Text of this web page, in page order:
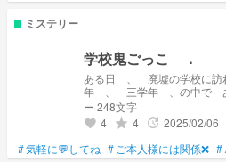
ミステリー
学校鬼ごっこ ．
ある日 、 廃墟の学校に
年 、 三学年 、の中で あ
ように追いかけ回されて殺さ
ー 248文字
favorite 4 grade 4 update 2025/02/06
#気軽に💬してね # ご本人様には関係❌ #